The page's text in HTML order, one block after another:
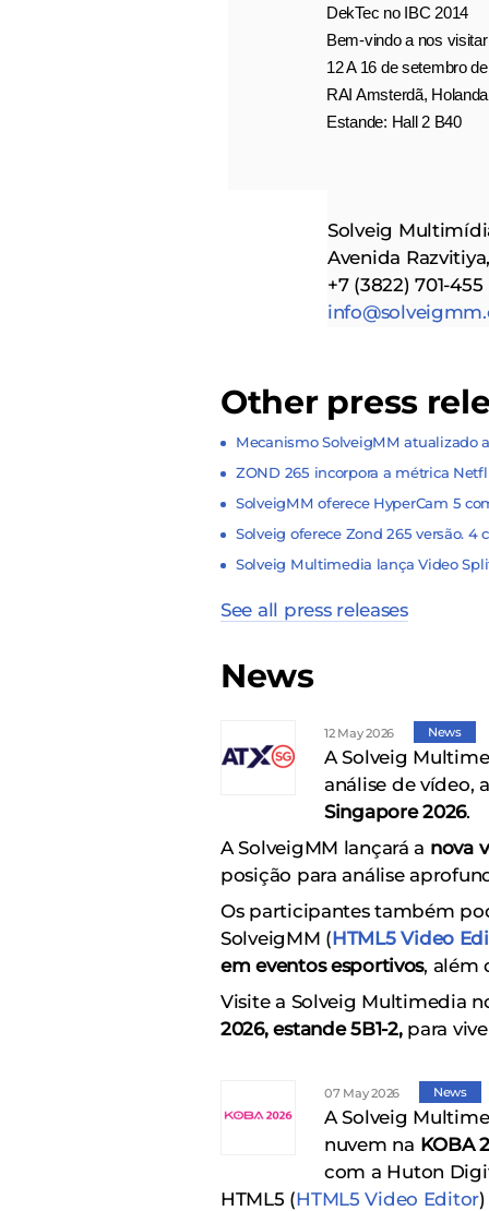
DekTec no IBC 2014
Bem-vindo a nos visitar
12 A 16 de setembro
RAI Amsterdã, Holanda
Estande: Hall 2 B40
Solveig
Avenida
+7 (3822) 701-
Other press
Mecanismo SolveigMM atualizado
ZOND 265 incorpora a métrica
SolveigMM oferece HyperCam 5
Solveig oferece Zond 265 versão.
Solveig Multimedia lança Video
See all press releases
News
12 May 2026 News
A Solveig
análise de vídeo,
Singapore 2026.
A SolveigMM lançará a nova
posição para análise
Os participantes também
SolveigMM (HTML5 Video
em eventos esportivos, além
Visite a Solveig Multimedia
2026, estande 5B1-2,para
07 May 2026 News
A Solveig
nuvem na KOBA
com a Huton
HTML5 (HTML5 Video Editor